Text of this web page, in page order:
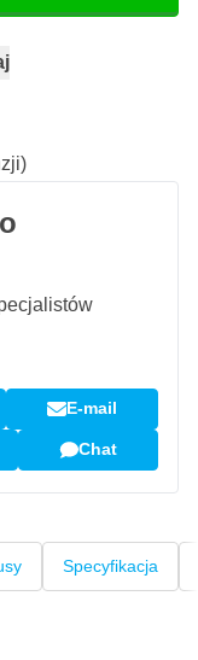
E-mail
Chat
Specyfikacja